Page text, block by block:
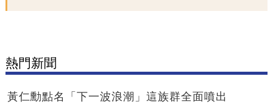
熱門新聞
黃仁勳點名「下一波浪潮」這族群全面噴出